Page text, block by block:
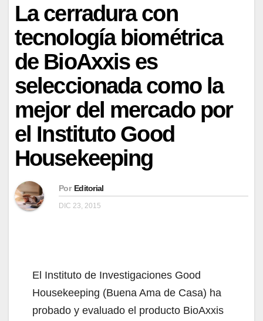
La cerradura con
tecnología biométrica
de BioAxxis es
seleccionada como la
mejor del mercado por
el Instituto Good
Housekeeping
Por Editorial
DIC 23, 2015
El Instituto de Investigaciones Good
Housekeeping (Buena Ama de Casa) ha
probado y evaluado el producto BioAxxis